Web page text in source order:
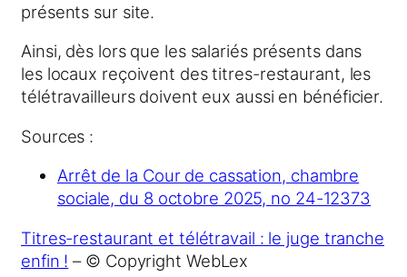
présents sur site.
Ainsi, dès lors que les salariés présents dans
les locaux reçoivent des titres-restaurant, les
télétravailleurs doivent eux aussi en bénéficier.
Sources :
Arrêt de la Cour de cassation, chambre
sociale, du 8 octobre 2025, no 24-12373
Titres-restaurant et télétravail : le juge tranche
enfin ! – © Copyright WebLex